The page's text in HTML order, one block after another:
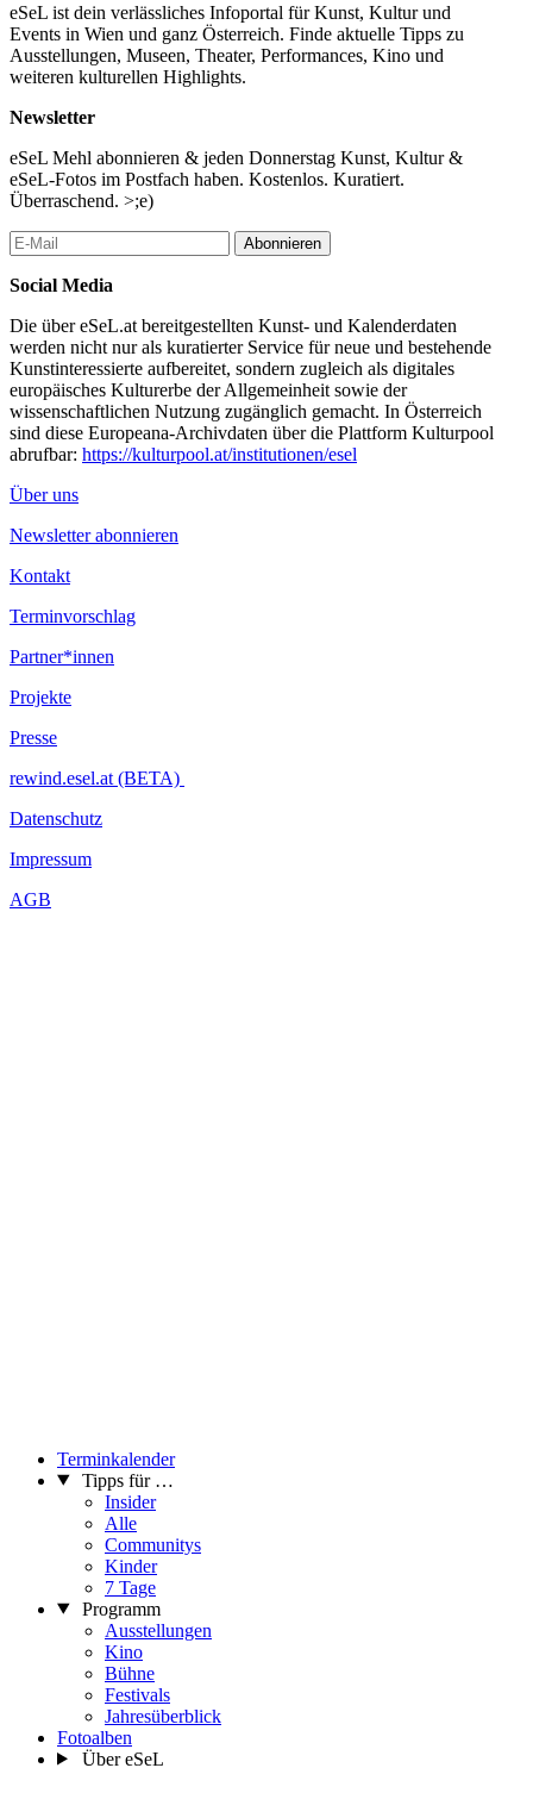
eSeL ist dein verlässliches Infoportal für Kunst, Kultur und
Events in Wien und ganz Österreich. Finde aktuelle Tipps zu
Ausstellungen, Museen, Theater, Performances, Kino und
weiteren kulturellen Highlights.
Newsletter
eSeL Mehl abonnieren & jeden Donnerstag Kunst, Kultur &
eSeL-Fotos im Postfach haben. Kostenlos. Kuratiert.
Überraschend. >;e)
Abonnieren
Social Media
Die über eSeL.at bereitgestellten Kunst- und Kalenderdaten
werden nicht nur als kuratierter Service für neue und bestehende
Kunstinteressierte aufbereitet, sondern zugleich als digitales
europäisches Kulturerbe der Allgemeinheit sowie der
wissenschaftlichen Nutzung zugänglich gemacht. In Österreich
sind diese Europeana-Archivdaten über die Plattform Kulturpool
abrufbar: https://kulturpool.at/institutionen/esel
Über uns
Newsletter abonnieren
Kontakt
Terminvorschlag
Partner*innen
Projekte
Presse
rewind.esel.at (BETA)
Datenschutz
Impressum
AGB
Terminkalender
Tipps für …
Insider
Alle
Communitys
Kinder
7 Tage
Programm
Ausstellungen
Kino
Bühne
Festivals
Jahresüberblick
Fotoalben
Über eSeL